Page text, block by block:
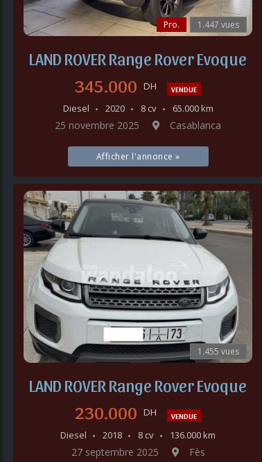
Pro. 1.447 vues
LAND ROVER Range Rover Evoque
345.000 DH VENDUE
Diesel 2020 8 cv 65.000 km
25 novembre 2025 Casablanca
Afficher l'annonce »
1.455 vues
LAND ROVER Range Rover Evoque
230.000 DH VENDUE
Diesel 2018 8 cv 136.000 km
27 septembre 2025 Fès